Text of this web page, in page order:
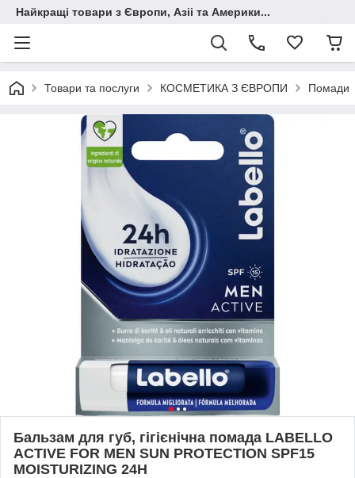
Найкращі товари з Європи, Азіі та Америки...
Товари та послуги КОСМЕТИКА З ЄВРОПИ Помади
Бальзам для губ, гігієнічна помада LABELLO
ACTIVE FOR MEN SUN PROTECTION SPF15
MOISTURIZING 24H